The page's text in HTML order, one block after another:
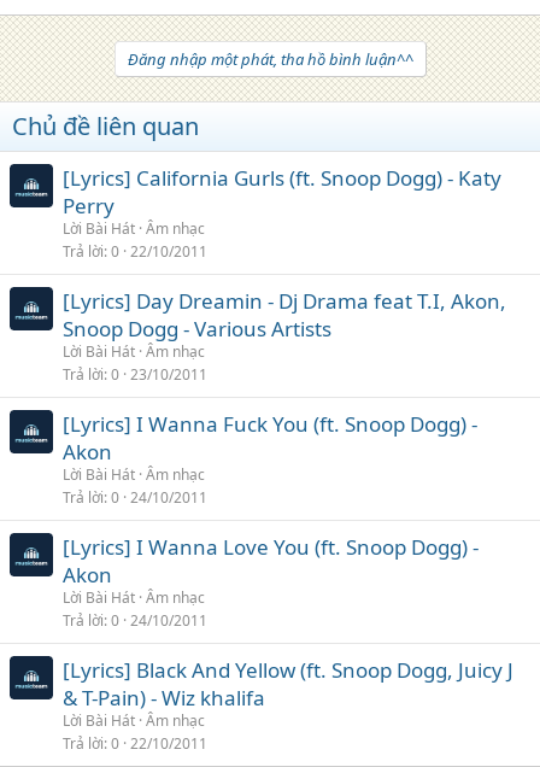
Đăng nhập một phát, tha hồ bình luận^^
Chủ đề liên quan
[Lyrics] California Gurls (ft. Snoop Dogg) - Katy
Perry
Lời Bài Hát Âm nhạc
Trả lời 0 22/10/2011
[Lyrics] Day Dreamin - Dj Drama feat T.I, Akon,
Snoop Dogg - Various Artists
Lời Bài Hát Âm nhạc
Trả lời 0 23/10/2011
[Lyrics] I Wanna Fuck You (ft. Snoop Dogg) -
Akon
Lời Bài Hát Âm nhạc
Trả lời 0 24/10/2011
[Lyrics] I Wanna Love You (ft. Snoop Dogg) -
Akon
Lời Bài Hát Âm nhạc
Trả lời 0 24/10/2011
[Lyrics] Black And Yellow (ft. Snoop Dogg, Juicy J
& T-Pain) - Wiz khalifa
Lời Bài Hát Âm nhạc
Trả lời 0 22/10/2011